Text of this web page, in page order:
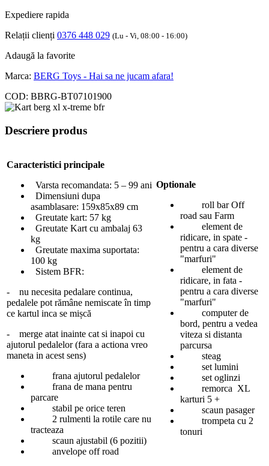
Expediere rapida
Relații clienți 0376 448 029 (Lu - Vi, 08:00 - 16:00)
Adaugă la favorite
Marca: BERG Toys - Hai sa ne jucam afara!
COD: BBRG-BT07101900
Descriere produs
Caracteristici principale
Varsta recomandata: 5 – 99 ani
Dimensiuni dupa
asamblasare: 159x85x89 cm
Greutate kart: 57 kg
Greutate Kart cu ambalaj 63
kg
Greutate maxima suportata:
100 kg
Sistem BFR:
- nu necesita pedalare continua,
pedalele pot rămâne nemiscate în timp
ce kartul inca se mișcă
- merge atat inainte cat si inapoi cu
ajutorul pedalelor (fara a actiona vreo
maneta in acest sens)
frana ajutorul pedalelor
frana de mana pentru
parcare
stabil pe orice teren
2 rulmenti la rotile care nu
tracteaza
scaun ajustabil (6 pozitii)
anvelope off road
Optionale
roll bar Off
road sau Farm
element de
ridicare, in spate -
pentru a cara diverse
"marfuri"
element de
ridicare, in fata -
pentru a cara diverse
"marfuri"
computer de
bord, pentru a vedea
viteza si distanta
parcursa
steag
set lumini
set oglinzi
remorca XL
karturi 5 +
scaun pasager
trompeta cu 2
tonuri